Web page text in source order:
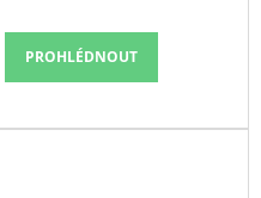
PROHLÉDNOUT